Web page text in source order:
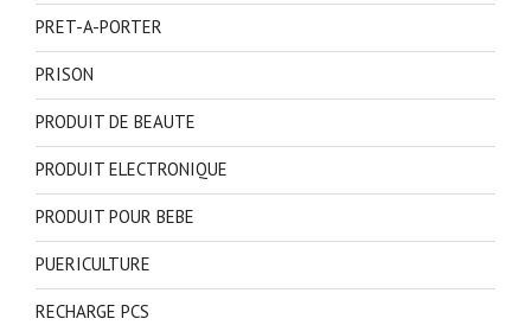
PRET-A-PORTER
PRISON
PRODUIT DE BEAUTE
PRODUIT ELECTRONIQUE
PRODUIT POUR BEBE
PUERICULTURE
RECHARGE PCS